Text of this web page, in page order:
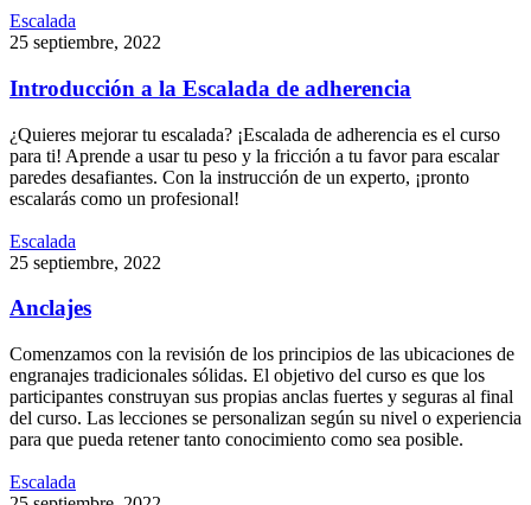
Escalada
25 septiembre, 2022
Introducción a la Escalada de adherencia
¿Quieres mejorar tu escalada? ¡Escalada de adherencia es el curso
para ti! Aprende a usar tu peso y la fricción a tu favor para escalar
paredes desafiantes. Con la instrucción de un experto, ¡pronto
escalarás como un profesional!
Escalada
25 septiembre, 2022
Anclajes
Comenzamos con la revisión de los principios de las ubicaciones de
engranajes tradicionales sólidas. El objetivo del curso es que los
participantes construyan sus propias anclas fuertes y seguras al final
del curso. Las lecciones se personalizan según su nivel o experiencia
para que pueda retener tanto conocimiento como sea posible.
Escalada